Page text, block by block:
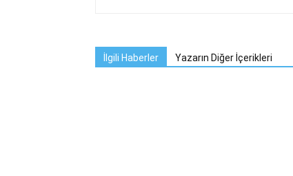
İlgili Haberler Yazarın Diğer İçerikleri